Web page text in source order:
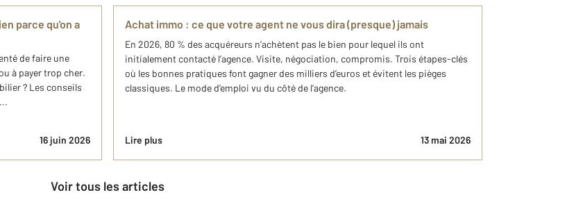
parce qu'on a
de faire une
à payer trop cher.
? Les conseils
16 juin 2026
Achat immo : ce que votre agent ne vous dira (presque) jamais
En 2026, 80 % des acquéreurs n’achètent pas le bien pour lequel ils ont
initialement contacté l’agence. Visite, négociation, compromis. Trois étapes-clés
où les bonnes pratiques font gagner des milliers d’euros et évitent les pièges
classiques. Le mode d’emploi vu du côté de l’agence.
Lire plus 13 mai 2026
Voir tous les articles